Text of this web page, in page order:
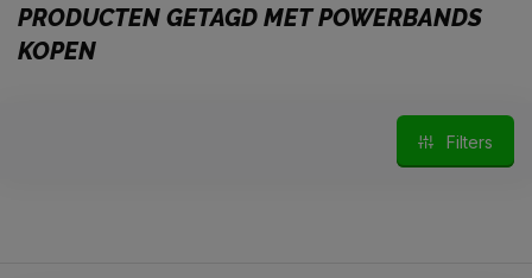
PRODUCTEN GETAGD MET POWERBANDS
KOPEN
Filters